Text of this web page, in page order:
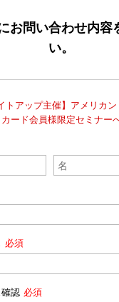
お問い合わせ内容
い。
トアップ主催】アメリカ
ード会員様限定セミナー
認